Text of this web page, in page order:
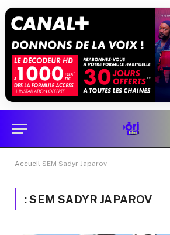
Accueil SEM Sadyr Japarov
:SEM SADYR JAPAROV